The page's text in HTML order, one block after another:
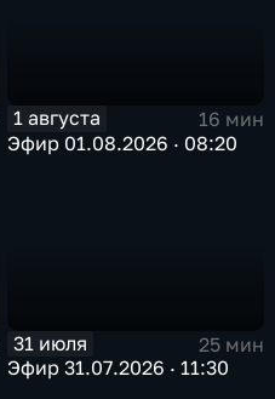
1 августа
16 мин
Эфир 01.08.2026 · 08:20
31 июля
25 мин
Эфир 31.07.2026 · 11:30